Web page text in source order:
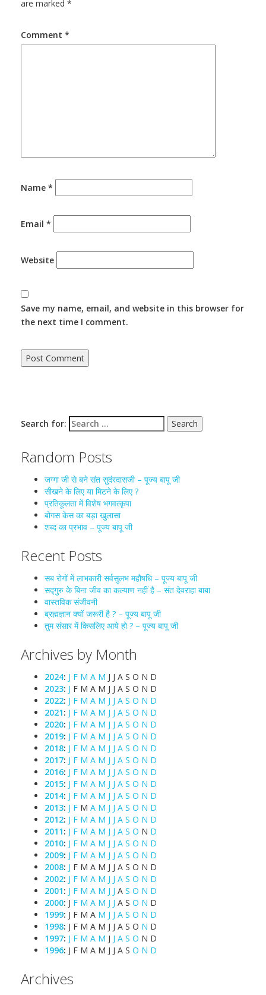
are marked *
Comment *
Name *
Email *
Website
Save my name, email, and website in this browser for
the next time I comment.
Search for:
Random Posts
जग्गा जी से बने संत सुदंरदासजी – पूज्य बापू जी
सीखने के लिए या मिटने के लिए ?
प्रतिकूलता में विशेष भगवत्कृपा
बोगस केस का बड़ा खुलासा
शब्द का प्रभाव – पूज्य बापू जी
Recent Posts
सब रोगों में लाभकारी सर्वसुलभ महौषधि – पूज्य बापू जी
सद्गुरु के बिना जीव का कल्याण नहीं है – संत देवराहा बाबा
वास्तविक संजीवनी
ब्रह्मज्ञान क्यों जरूरी है ? – पूज्य बापू जी
तुम संसार में किसलिए आये हो ? – पूज्य बापू जी
Archives by Month
2024: J F M A M J J A S O N D
2023: J F M A M J J A S O N D
2022: J F M A M J J A S O N D
2021: J F M A M J J A S O N D
2020: J F M A M J J A S O N D
2019: J F M A M J J A S O N D
2018: J F M A M J J A S O N D
2017: J F M A M J J A S O N D
2016: J F M A M J J A S O N D
2015: J F M A M J J A S O N D
2014: J F M A M J J A S O N D
2013: J F M A M J J A S O N D
2012: J F M A M J J A S O N D
2011: J F M A M J J A S O N D
2010: J F M A M J J A S O N D
2009: J F M A M J J A S O N D
2008: J F M A M J J A S O N D
2002: J F M A M J J A S O N D
2001: J F M A M J J A S O N D
2000: J F M A M J J A S O N D
1999: J F M A M J J A S O N D
1998: J F M A M J J A S O N D
1997: J F M A M J J A S O N D
1996: J F M A M J J A S O N D
Archives